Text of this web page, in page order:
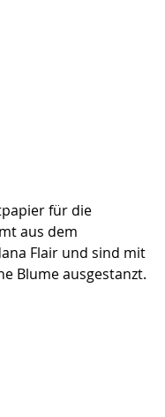
für die
aus dem
Flair und sind mit
Blume ausgestanzt.